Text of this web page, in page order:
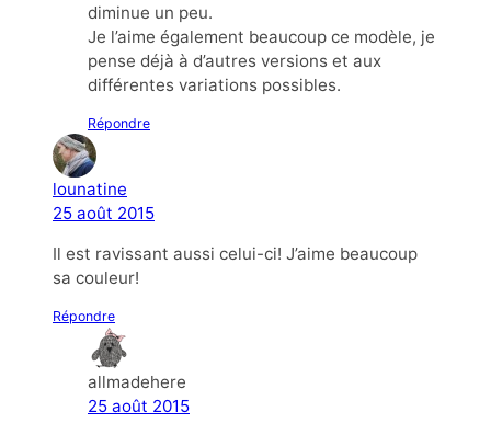
diminue un peu.
Je l’aime également beaucoup ce modèle, je
pense déjà à d’autres versions et aux
différentes variations possibles.
Répondre
lounatine
25 août 2015
Il est ravissant aussi celui-ci! J’aime beaucoup
sa couleur!
Répondre
allmadehere
25 août 2015